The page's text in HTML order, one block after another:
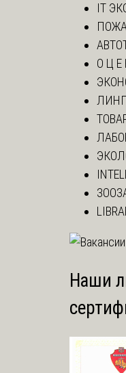
IT
О Ц Е
Наши